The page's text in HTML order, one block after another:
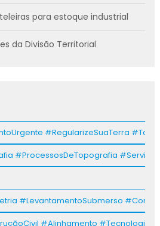
para estoque industrial
da Divisão Territorial
Infraestrutura e
maximizando eficiência
de um imóvel?
na topografia?
topográfico
#RegularizeSuaTerra
#ProcessosDeTopografia
#LevantamentoSubmerso
#Alinhamento #Tecnologia